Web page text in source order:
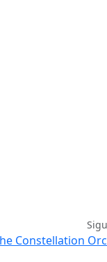
Constellation